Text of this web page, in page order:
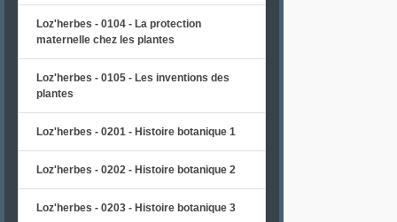
Loz'herbes - 0104 - La protection
maternelle chez les plantes
Loz'herbes - 0105 - Les inventions des
plantes
Loz'herbes - 0201 - Histoire botanique 1
Loz'herbes - 0202 - Histoire botanique 2
Loz'herbes - 0203 - Histoire botanique 3